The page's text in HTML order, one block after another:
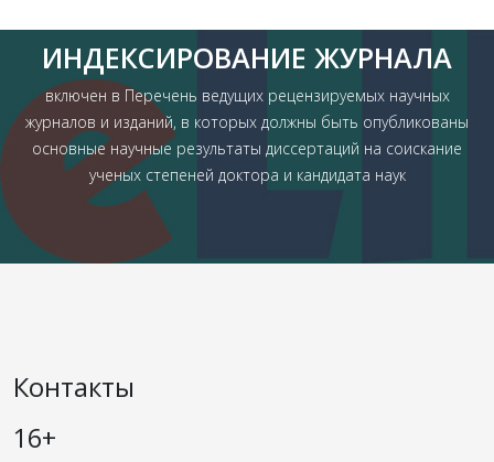
ИНДЕКСИРОВАНИЕ ЖУРНАЛА
включен в Перечень ведущих рецензируемых научных
журналов и изданий, в которых должны быть опубликованы
основные научные результаты диссертаций на соискание
ученых степеней доктора и кандидата наук
Контакты
16+